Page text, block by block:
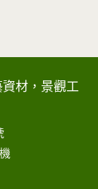
材，景觀工